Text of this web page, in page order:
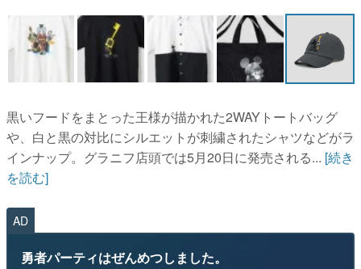
黒いフードをまとった王様が描かれた2WAYトートバッグ
や、白と黒の対比にシルエットが刺繍されたシャツなどがラ
インナップ。グラニフ店頭では5月20日に発売される... [続き
を読む]
AD
勇者パーティはぜんめつしました。